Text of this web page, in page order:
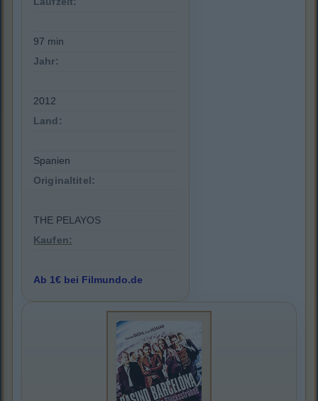
97 min
Jahr:
2012
Land:
Spanien
Originaltitel:
THE PELAYOS
Kaufen:
Ab 1€ bei Filmundo.de